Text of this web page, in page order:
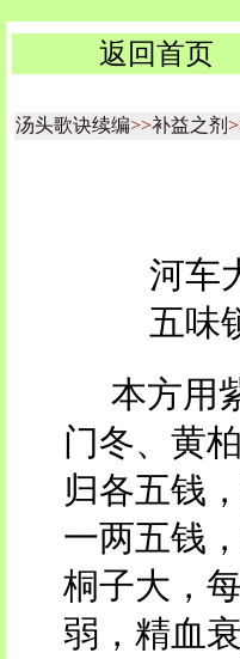
返回首页
汤头歌诀续编>>补益之剂
河车
五味
本方用
门冬、黄
归各五钱
一两五钱
桐子大，
弱，精血